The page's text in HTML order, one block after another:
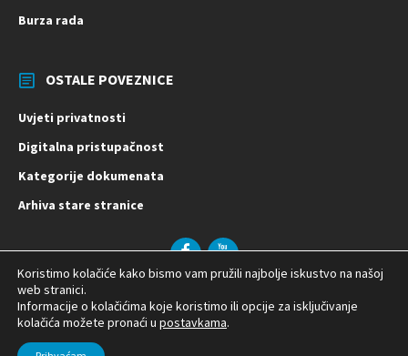
Burza rada
OSTALE POVEZNICE
Uvjeti privatnosti
Digitalna pristupačnost
Kategorije dokumenata
Arhiva stare stranice
FacebookYouTube
Koristimo kolačiće kako bismo vam pružili najbolje iskustvo na našoj
web stranici.
Informacije o kolačićima koje koristimo ili opcije za isključivanje
kolačića možete pronaći u postavkama.